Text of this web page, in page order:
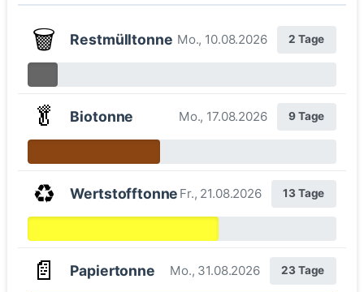
🗑️ Restmülltonne Mo., 10.08.2026 2 Tage
🥬 Biotonne Mo., 17.08.2026 9 Tage
♻️ Wertstofftonne Fr., 21.08.2026 13 Tage
📄 Papiertonne Mo., 31.08.2026 23 Tage